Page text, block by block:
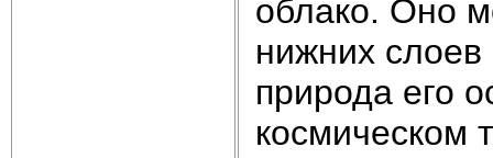
облако. Оно
нижних
природа его
космическом